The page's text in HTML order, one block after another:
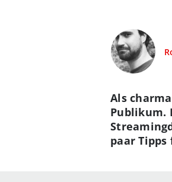
Als
Publikum.
paar